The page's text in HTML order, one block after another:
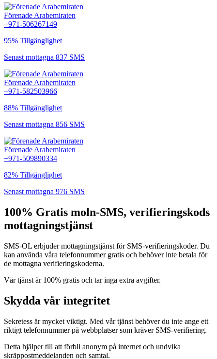
Förenade Arabemiraten
+971-506267149
95% Tillgänglighet
Senast mottagna 837 SMS
Förenade Arabemiraten
+971-582503966
88% Tillgänglighet
Senast mottagna 856 SMS
Förenade Arabemiraten
+971-509890334
82% Tillgänglighet
Senast mottagna 976 SMS
100% Gratis moln-SMS, verifieringskods
mottagningstjänst
SMS-OL erbjuder mottagningstjänst för SMS-verifieringskoder. Du
kan använda våra telefonnummer gratis och behöver inte betala för
de mottagna verifieringskoderna.
Vår tjänst är 100% gratis och tar inga extra avgifter.
Skydda vår integritet
Sekretess är mycket viktigt. Med vår tjänst behöver du inte ange ett
riktigt telefonnummer på webbplatser som kräver SMS-verifiering.
Detta hjälper till att förbli anonym på internet och undvika
skräppostmeddelanden och samtal.